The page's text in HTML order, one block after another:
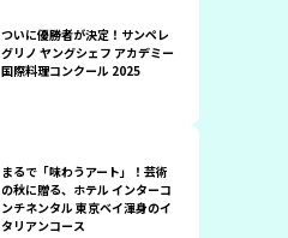
ついに優勝者が決定！サンペレ
グリノ ヤングシェフ アカデミー
国際料理コンクール 2025
まるで「味わうアート」！芸術
の秋に贈る、ホテル インターコ
ンチネンタル 東京ベイ渾身のイ
タリアンコース